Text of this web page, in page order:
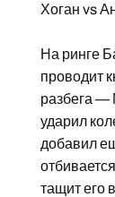
Хоган vs
На ринге
проводит
разбега —
ударил
добавил
тащит его